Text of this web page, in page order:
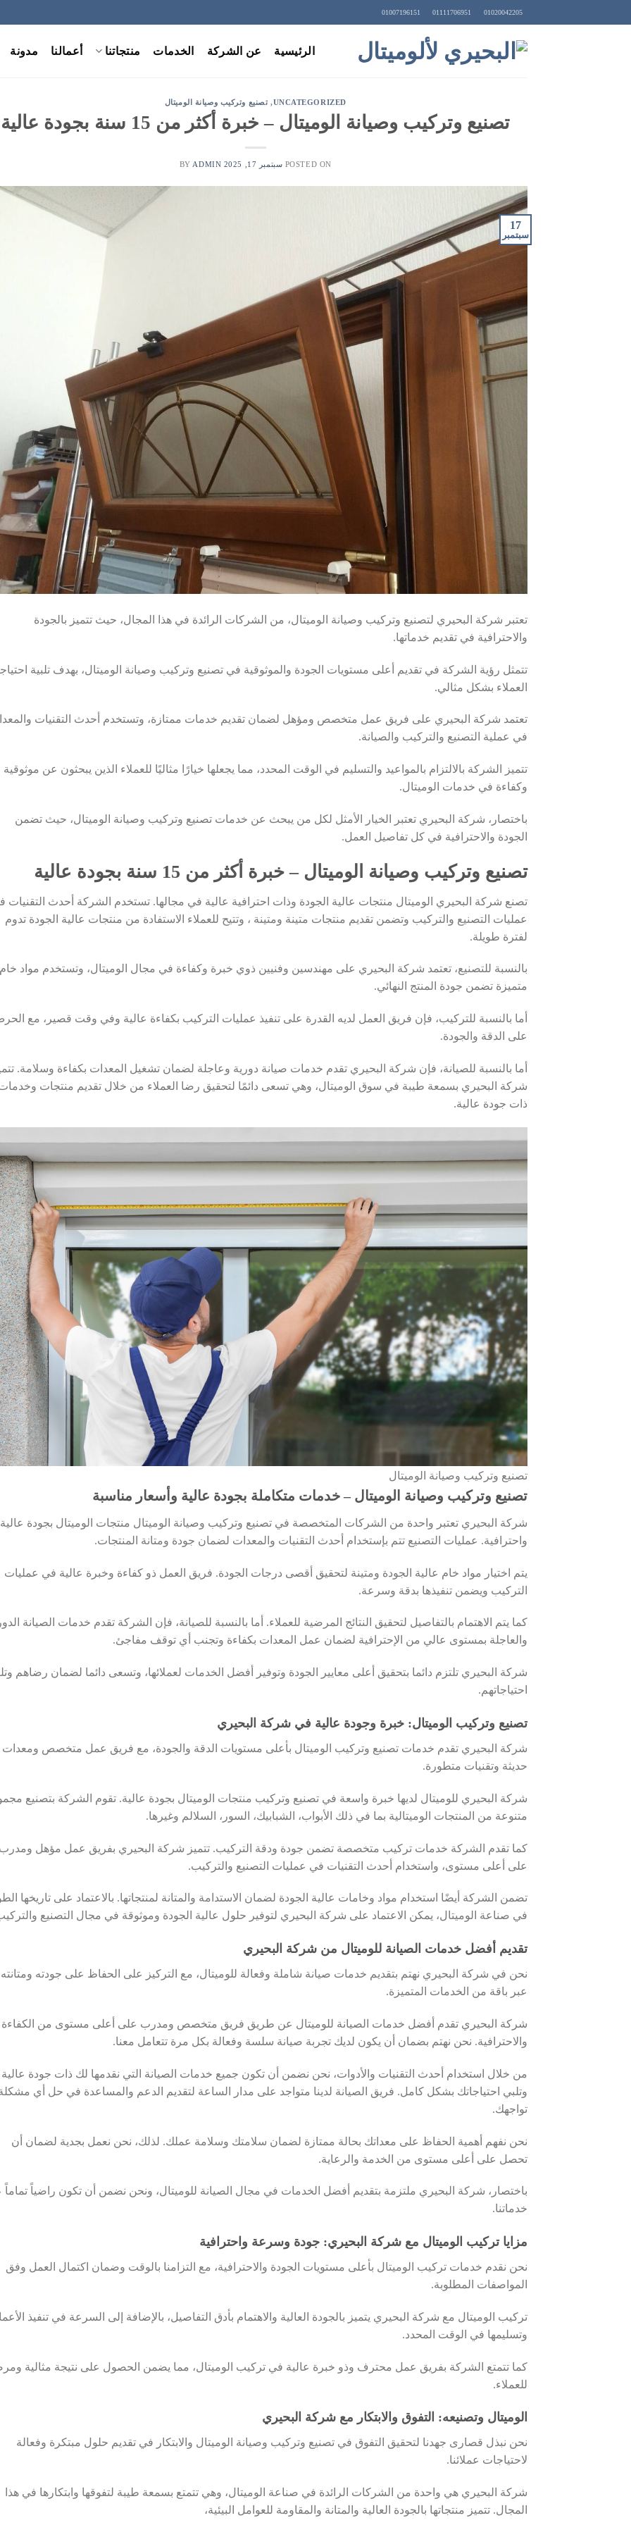
to
01020042205
01111706951
01007196151
الرئيسية عن الشركة الخدمات منتجاتنا أعمالنا مدونة
UNCATEGORIZED
, تصنيع وتركيب وصيانة الوميتال
تصنيع وتركيب وصيانة الوميتال – خبرة أكثر من 15 سنة بجودة عالية
POSTED ON سبتمبر 17, 2025 ADMIN
17
سبتمبر
تعتبر شركة البحيري لتصنيع وتركيب وصيانة الوميتال، من الشركات الرائدة في هذا المجال، حيث تتميز بالجودة
والاحترافية في تقديم خدماتها.
تتمثل رؤية الشركة في تقديم أعلى مستويات الجودة والموثوقية في تصنيع وتركيب وصيانة الوميتال، بهدف تلبية
العملاء بشكل مثالي.
تعتمد شركة البحيري على فريق عمل متخصص ومؤهل لضمان تقديم خدمات ممتازة، وتستخدم أحدث التقنيات
في عملية التصنيع والتركيب والصيانة.
تتميز الشركة بالالتزام بالمواعيد والتسليم في الوقت المحدد، مما يجعلها خيارًا مثاليًا للعملاء الذين يبحثون عن موثوقية
وكفاءة في خدمات الوميتال.
باختصار، شركة البحيري تعتبر الخيار الأمثل لكل من يبحث عن خدمات تصنيع وتركيب وصيانة الوميتال، حيث تضمن
الجودة والاحترافية في كل تفاصيل العمل.
تصنيع وتركيب وصيانة الوميتال – خبرة أكثر من 15 سنة بجودة عالية
تصنع شركة البحيري الوميتال منتجات عالية الجودة وذات احترافية عالية في مجالها. تستخدم الشركة أحدث التقنيات
عمليات التصنيع والتركيب وتضمن تقديم منتجات متينة ومتينة ، وتتيح للعملاء الاستفادة من منتجات عالية الجودة تدوم
لفترة طويلة.
بالنسبة للتصنيع، تعتمد شركة البحيري على مهندسين وفنيين ذوي خبرة وكفاءة في مجال الوميتال، وتستخدم مواد خام
متميزة تضمن جودة المنتج النهائي.
أما بالنسبة للتركيب، فإن فريق العمل لديه القدرة على تنفيذ عمليات التركيب بكفاءة عالية وفي وقت قصير، مع
على الدقة والجودة.
أما بالنسبة للصيانة، فإن شركة البحيري تقدم خدمات صيانة دورية وعاجلة لضمان تشغيل المعدات بكفاءة وسلامة.
شركة البحيري بسمعة طيبة في سوق الوميتال، وهي تسعى دائمًا لتحقيق رضا العملاء من خلال تقديم منتجات
ذات جودة عالية.
تصنيع وتركيب وصيانة الوميتال
تصنيع وتركيب وصيانة الوميتال – خدمات متكاملة بجودة عالية وأسعار مناسبة
شركة البحيري تعتبر واحدة من الشركات المتخصصة في تصنيع وتركيب وصيانة الوميتال منتجات الوميتال بجودة عالية
واحترافية. عمليات التصنيع تتم بإستخدام أحدث التقنيات والمعدات لضمان جودة ومتانة المنتجات.
يتم اختيار مواد خام عالية الجودة ومتينة لتحقيق أقصى درجات الجودة. فريق العمل ذو كفاءة وخبرة عالية في عمليات
التركيب ويضمن تنفيذها بدقة وسرعة.
كما يتم الاهتمام بالتفاصيل لتحقيق النتائج المرضية للعملاء. أما بالنسبة للصيانة، فإن الشركة تقدم خدمات الصيانة
والعاجلة بمستوى عالي من الإحترافية لضمان عمل المعدات بكفاءة وتجنب أي توقف مفاجئ.
شركة البحيري تلتزم دائما بتحقيق أعلى معايير الجودة وتوفير أفضل الخدمات لعملائها، وتسعى دائما لضمان رضاهم
احتياجاتهم.
تصنيع وتركيب الوميتال: خبرة وجودة عالية في شركة البحيري
شركة البحيري تقدم خدمات تصنيع وتركيب الوميتال بأعلى مستويات الدقة والجودة، مع فريق عمل متخصص ومعدات
حديثة وتقنيات متطورة.
شركة البحيري للوميتال لديها خبرة واسعة في تصنيع وتركيب منتجات الوميتال بجودة عالية. تقوم الشركة بتصنيع
متنوعة من المنتجات الوميتالية بما في ذلك الأبواب، الشبابيك، السور، السلالم وغيرها.
كما تقدم الشركة خدمات تركيب متخصصة تضمن جودة ودقة التركيب. تتميز شركة البحيري بفريق عمل مؤهل
على أعلى مستوى، واستخدام أحدث التقنيات في عمليات التصنيع والتركيب.
تضمن الشركة أيضًا استخدام مواد وخامات عالية الجودة لضمان الاستدامة والمتانة لمنتجاتها. بالاعتماد على تاريخها
في صناعة الوميتال، يمكن الاعتماد على شركة البحيري لتوفير حلول عالية الجودة وموثوقة في مجال التصنيع
تقديم أفضل خدمات الصيانة للوميتال من شركة البحيري
نحن في شركة البحيري نهتم بتقديم خدمات صيانة شاملة وفعالة للوميتال، مع التركيز على الحفاظ على جودته ومتانته
عبر باقة من الخدمات المتميزة.
شركة البحيري تقدم أفضل خدمات الصيانة للوميتال عن طريق فريق متخصص ومدرب على أعلى مستوى من الكفاءة
والاحترافية. نحن نهتم بضمان أن يكون لديك تجربة صيانة سلسة وفعالة بكل مرة تتعامل معنا.
من خلال استخدام أحدث التقنيات والأدوات، نحن نضمن أن تكون جميع خدمات الصيانة التي نقدمها لك ذات جودة عالية
وتلبي احتياجاتك بشكل كامل. فريق الصيانة لدينا متواجد على مدار الساعة لتقديم الدعم والمساعدة في حل أي
تواجهك.
نحن نفهم أهمية الحفاظ على معداتك بحالة ممتازة لضمان سلامتك وسلامة عملك. لذلك، نحن نعمل بجدية لضمان أن
تحصل على أعلى مستوى من الخدمة والرعاية.
باختصار، شركة البحيري ملتزمة بتقديم أفضل الخدمات في مجال الصيانة للوميتال، ونحن نضمن أن تكون راضياً
خدماتنا.
مزايا تركيب الوميتال مع شركة البحيري: جودة وسرعة واحترافية
نحن نقدم خدمات تركيب الوميتال بأعلى مستويات الجودة والاحترافية، مع التزامنا بالوقت وضمان اكتمال العمل وفق
المواصفات المطلوبة.
تركيب الوميتال مع شركة البحيري يتميز بالجودة العالية والاهتمام بأدق التفاصيل، بالإضافة إلى السرعة في تنفيذ
وتسليمها في الوقت المحدد.
كما تتمتع الشركة بفريق عمل محترف وذو خبرة عالية في تركيب الوميتال، مما يضمن الحصول على نتيجة مثالية
للعملاء.
الوميتال وتصنيعه: التفوق والابتكار مع شركة البحيري
نحن نبذل قصارى جهدنا لتحقيق التفوق في تصنيع وتركيب وصيانة الوميتال والابتكار في تقديم حلول مبتكرة وفعالة
لاحتياجات عملائنا.
شركة البحيري هي واحدة من الشركات الرائدة في صناعة الوميتال، وهي تتمتع بسمعة طيبة لتفوقها وابتكارها في هذا
المجال. تتميز منتجاتها بالجودة العالية والمتانة والمقاومة للعوامل البيئية،